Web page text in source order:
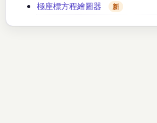
極座標方程繪圖器 新